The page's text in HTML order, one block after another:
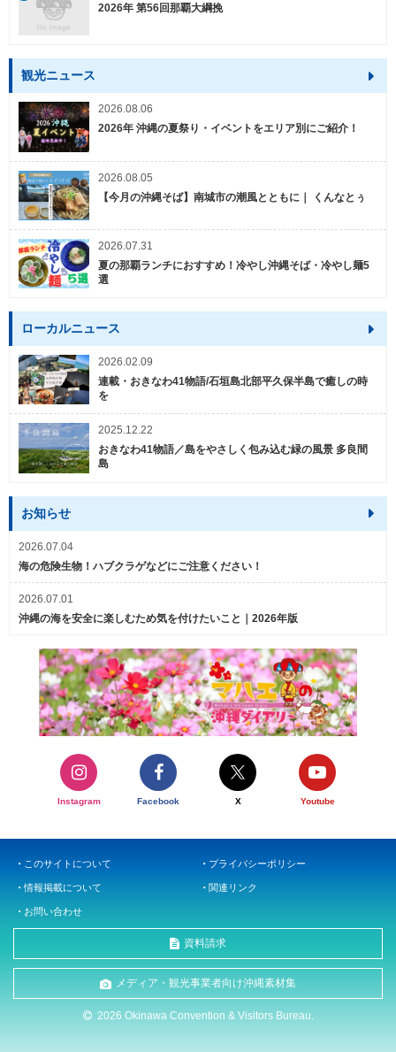
2026年 第56回那覇大綱挽
観光ニュース
2026.08.06
2026年 沖縄の夏祭り・イベントをエリア別にご紹介！
2026.08.05
【今月の沖縄そば】南城市の潮風とともに｜ くんなとぅ
2026.07.31
夏の那覇ランチにおすすめ！冷やし沖縄そば・冷やし麺5
選
ローカルニュース
2026.02.09
連載・おきなわ41物語/石垣島北部平久保半島で癒しの時
を
2025.12.22
おきなわ41物語／島をやさしく包み込む緑の風景 多良間
島
お知らせ
2026.07.04
海の危険生物！ハブクラゲなどにご注意ください！
2026.07.01
沖縄の海を安全に楽しむため気を付けたいこと｜2026年版
Instagram Facebook X Youtube
このサイトについて プライバシーポリシー
情報掲載について 関連リンク
お問い合わせ
資料請求
メディア・観光事業者向け沖縄素材集
2026 Okinawa Convention & Visitors Bureau.